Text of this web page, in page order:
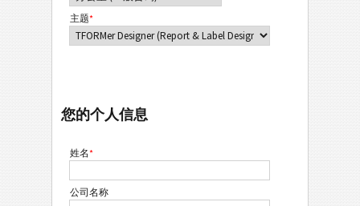
主题*
您的个人信息
姓名*
公司名称